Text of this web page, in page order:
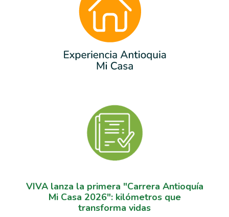
VIVA lanza la primera "Carrera Antioquía
Mi Casa 2026": kilómetros que
transforma vidas